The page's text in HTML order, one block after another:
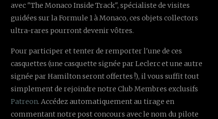
avec "The Monaco Inside Track", spécialiste de visites
guidées sur la Formule 1 à Monaco, ces objets collectors
ultra-rares pourront devenir vôtres.
Pour participer et tenter de remporter l'une de ces
casquettes (une casquette signée par Leclerc et une autre
signée par Hamilton seront offertes !), il vous suffit tout
simplement de rejoindre notre Club Membres exclusifs
Patreon. Accédez automatiquement au tirage en
commentant notre post concours avec le nom du pilote